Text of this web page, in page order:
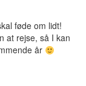
føde om lidt!
at rejse, så I kan
år